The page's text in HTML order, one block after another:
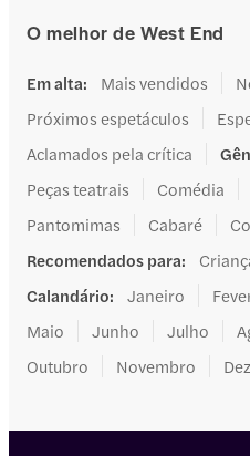
O melhor de West End
Em alta: Mais vendidos
Próximos espetáculos
Aclamados pela crítica
Peças teatrais
Comédia
Pantomimas
Cabaré
Recomendados para:
Calandário: Janeiro
Maio
Junho Julho
Outubro
Novembro